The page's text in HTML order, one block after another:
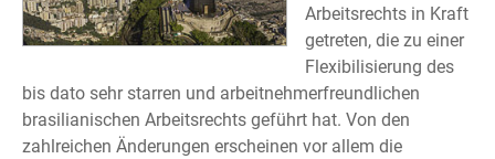
Arbeitsrechts in Kraft
getreten, die zu einer
Flexibilisierung des
bis dato sehr starren und arbeitnehmerfreundlichen
brasilianischen Arbeitsrechts geführt hat. Von den
zahlreichen Änderungen erscheinen vor allem die